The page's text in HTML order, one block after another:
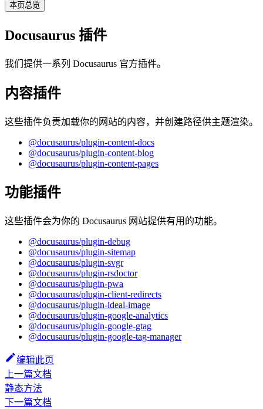
本页总览
Docusaurus 插件
我们提供一系列 Docusaurus 官方插件。
内容插件
这些插件负责加载你的网站的内容，并创建路径供主题渲染。
@docusaurus/plugin-content-docs
@docusaurus/plugin-content-blog
@docusaurus/plugin-content-pages
功能插件
这些插件会为你的 Docusaurus 网站提供有用的功能。
@docusaurus/plugin-debug
@docusaurus/plugin-sitemap
@docusaurus/plugin-svgr
@docusaurus/plugin-rsdoctor
@docusaurus/plugin-pwa
@docusaurus/plugin-client-redirects
@docusaurus/plugin-ideal-image
@docusaurus/plugin-google-analytics
@docusaurus/plugin-google-gtag
@docusaurus/plugin-google-tag-manager
编辑此页
上一篇文档
静态方法
下一篇文档